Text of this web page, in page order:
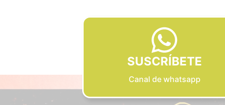
SUSCRÍBETE
Canal de whatsapp